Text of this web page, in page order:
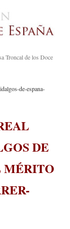
Troncal de los Doce
de-espana-
DE
MÉRITO